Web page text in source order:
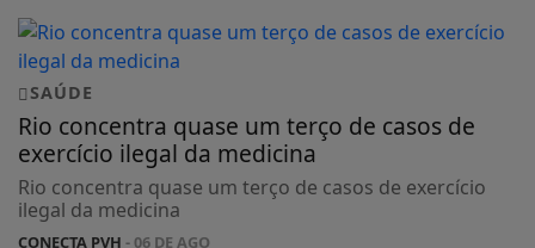
SAÚDE
Rio concentra quase um terço de casos de
exercício ilegal da medicina
Rio concentra quase um terço de casos de exercício
ilegal da medicina
CONECTA PVH - 06 DE AGO